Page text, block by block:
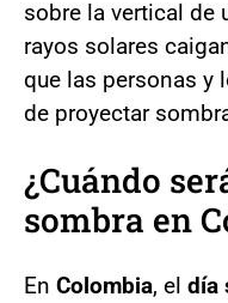
sobre la vertical de
rayos solares
que las personas y
de proyectar
¿Cuándo
sombra en
En Colombia, el día